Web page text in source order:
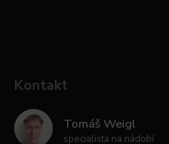
Kontakt
Tomáš Weigl
specialista na nádobí